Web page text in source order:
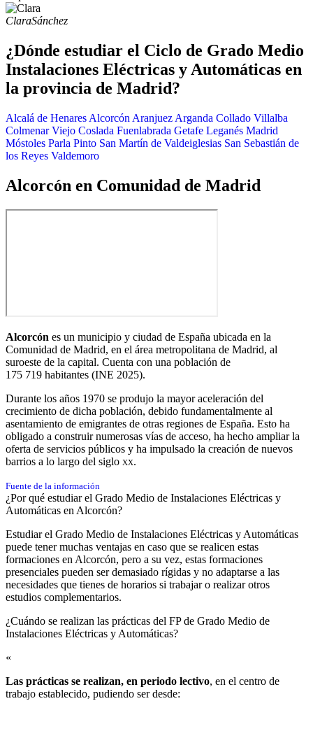
ClaraSánchez
¿Dónde estudiar el Ciclo de Grado Medio
Instalaciones Eléctricas y Automáticas en
la provincia de Madrid?
Alcalá de Henares Alcorcón Aranjuez Arganda Collado Villalba
Colmenar Viejo Coslada Fuenlabrada Getafe Leganés Madrid
Móstoles Parla Pinto San Martín de Valdeiglesias San Sebastián de
los Reyes Valdemoro
Alcorcón en Comunidad de Madrid
Alcorcón es un municipio y ciudad de España ubicada en la
Comunidad de Madrid, en el área metropolitana de Madrid, al
suroeste de la capital. Cuenta con una población de
175 719 habitantes (INE 2025).
Durante los años 1970 se produjo la mayor aceleración del
crecimiento de dicha población, debido fundamentalmente al
asentamiento de emigrantes de otras regiones de España. Esto ha
obligado a construir numerosas vías de acceso, ha hecho ampliar la
oferta de servicios públicos y ha impulsado la creación de nuevos
barrios a lo largo del siglo xx.
Fuente de la información
¿Por qué estudiar el Grado Medio de Instalaciones Eléctricas y
Automáticas en Alcorcón?
Estudiar el Grado Medio de Instalaciones Eléctricas y Automáticas
puede tener muchas ventajas en caso que se realicen estas
formaciones en Alcorcón, pero a su vez, estas formaciones
presenciales pueden ser demasiado rígidas y no adaptarse a las
necesidades que tienes de horarios si trabajar o realizar otros
estudios complementarios.
¿Cuándo se realizan las prácticas del FP de Grado Medio de
Instalaciones Eléctricas y Automáticas?​
«
Las prácticas se realizan, en periodo lectivo, en el centro de
trabajo establecido, pudiendo ser desde: